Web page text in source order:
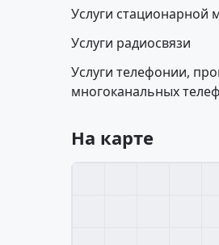
Услуги стационарной
Услуги радиосвязи
Услуги телефонии,
многоканальных
На карте